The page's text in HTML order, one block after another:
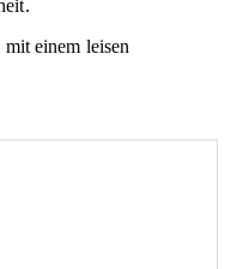
einem leisen